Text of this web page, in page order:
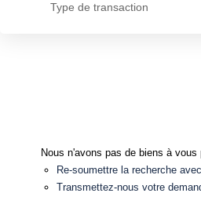
Type de transaction
Nous n'avons pas de biens à
Re-soumettre la recherche
Transmettez-nous votre